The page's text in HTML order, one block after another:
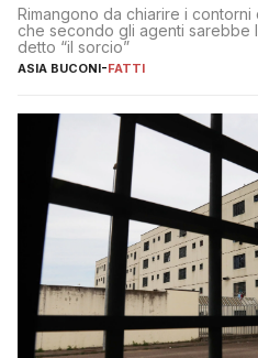
Rimangono da chiarire i contorni
che secondo gli agenti sarebbe
detto “il sorcio”
ASIA BUCONI-FATTI